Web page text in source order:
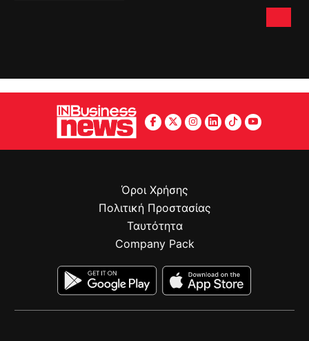
Όροι Χρήσης
Πολιτική Προστασίας
Ταυτότητα
Company Pack